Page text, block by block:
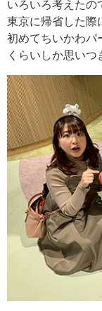
いろいろ考えたの
東京に帰省した際
初めてちいかわパ
くらいしか思い